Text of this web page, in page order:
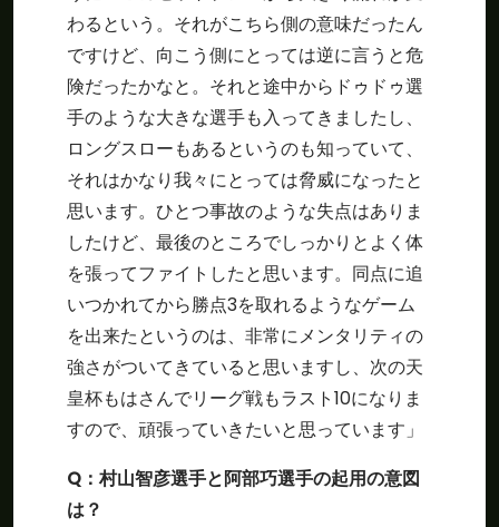
わるという。それがこちら側の意味だったん
ですけど、向こう側にとっては逆に言うと危
険だったかなと。それと途中からドゥドゥ選
手のような大きな選手も入ってきましたし、
ロングスローもあるというのも知っていて、
それはかなり我々にとっては脅威になったと
思います。ひとつ事故のような失点はありま
したけど、最後のところでしっかりとよく体
を張ってファイトしたと思います。同点に追
いつかれてから勝点3を取れるようなゲーム
を出来たというのは、非常にメンタリティの
強さがついてきていると思いますし、次の天
皇杯もはさんでリーグ戦もラスト10になりま
すので、頑張っていきたいと思っています」
Q：村山智彦選手と阿部巧選手の起用の意図
は？